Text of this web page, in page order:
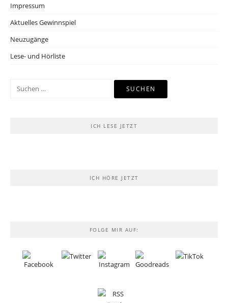
Impressum
Aktuelles Gewinnspiel
Neuzugänge
Lese- und Hörliste
Suchen
ICH LESE JETZT
ICH HÖRE JETZT
FOLGE MIR AUF: